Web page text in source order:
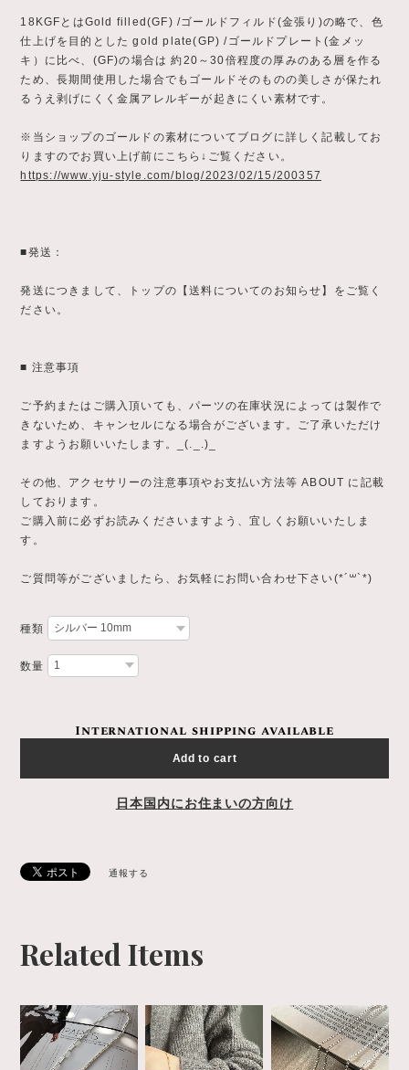
18KGFとはGold filled(GF) /ゴールドフィルド(金張り)の略で、色
仕上げを目的とした gold plate(GP) /ゴールドプレート(金メッ
キ）に比べ、(GF)の場合は 約20～30倍程度の厚みのある層を作る
ため、長期間使用した場合でもゴールドそのものの美しさが保たれ
るうえ剥げにくく金属アレルギーが起きにくい素材です。
※当ショップのゴールドの素材についてブログに詳しく記載してお
りますのでお買い上げ前にこちら↓ご覧ください。
https://www.yju-style.com/blog/2023/02/15/200357
■発送：
発送につきまして、トップの【送料についてのお知らせ】をご覧く
ださい。
■ 注意事項
ご予約またはご購入頂いても、パーツの在庫状況によっては製作で
きないため、キャンセルになる場合がございます。ご了承いただけ
ますようお願いいたします。_(._.)_
その他、アクセサリーの注意事項やお支払い方法等 ABOUT に記載
しております。
ご購入前に必ずお読みくださいますよう、宜しくお願いいたしま
す。
ご質問等がございましたら、お気軽にお問い合わせ下さい(*´꒳`*)
種類
数量
International shipping available
Add to cart
日本国内にお住まいの方向け
通報する
Related Items